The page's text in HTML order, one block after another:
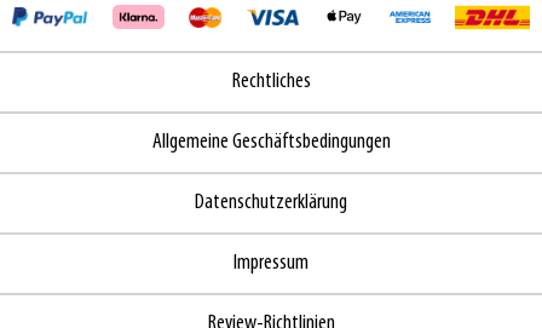
Rechtliches
Allgemeine Geschäftsbedingungen
Datenschutzerklärung
Impressum
Review-Richtlinien